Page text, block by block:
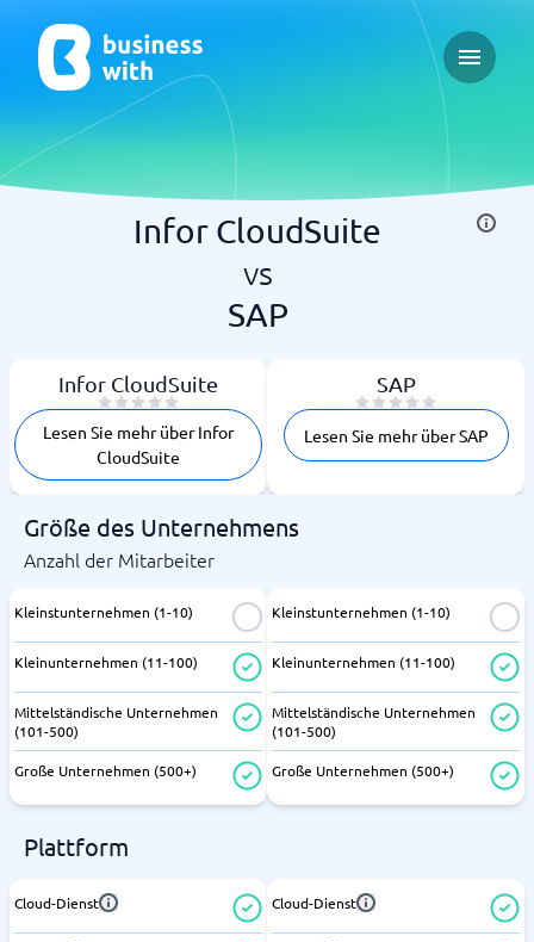
Open
Infor CloudSuite
vs
SAP
Infor CloudSuite
Lesen Sie mehr über Infor
CloudSuite
SAP
Lesen Sie mehr über SAP
Größe des Unternehmens
Anzahl der Mitarbeiter
Kleinstunternehmen (1-10)
Kleinunternehmen (11-100)
Mittelständische Unternehmen
(101-500)
Große Unternehmen (500+)
Kleinstunternehmen (1-10)
Kleinunternehmen (11-100)
Mittelständische Unternehmen
(101-500)
Große Unternehmen (500+)
Plattform
Cloud-Dienst Cloud-Dienst